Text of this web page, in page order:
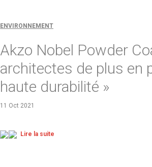
ENVIRONNEMENT
Akzo Nobel Powder
architectes de plus en
haute durabilité »
11 Oct 2021
Lire la suite